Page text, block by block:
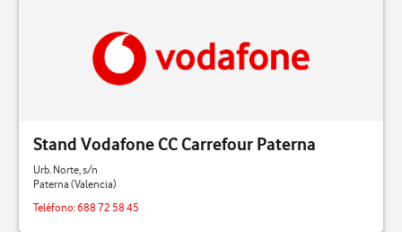
Carcaixent
Gandía
Stand Vodafone CC Carrefour Paterna
Urb. Norte, s/n
Paterna (Valencia)
Teléfono:688 72 58 45